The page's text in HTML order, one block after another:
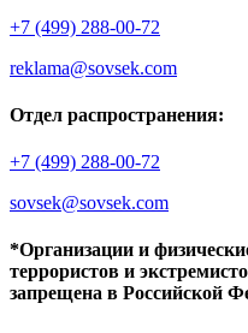
+7 (499) 288-00-72
reklama@sovsek.com
Отдел распространения:
+7 (499) 288-00-72
sovsek@sovsek.com
*Организации и
террористов и
запрещена в Российской